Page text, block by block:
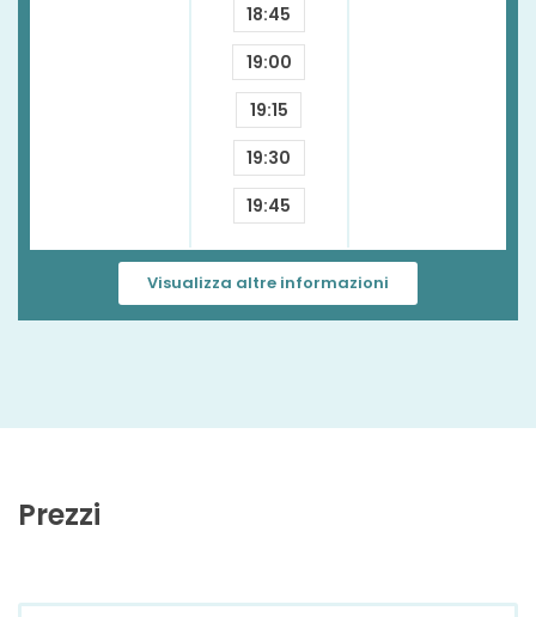
18:45
19:00
19:15
19:30
19:45
Visualizza altre informazioni
Prezzi